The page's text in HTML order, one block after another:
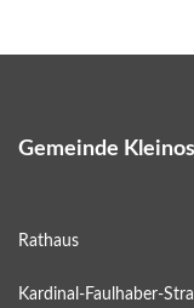
Gemeinde
Rathaus
Kardinal-Faulhaber-